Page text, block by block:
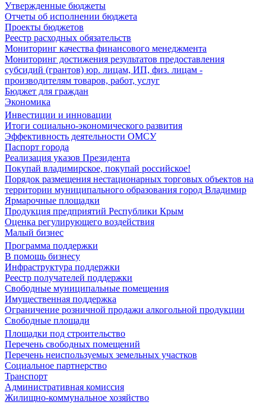
Утвержденные бюджеты
Отчеты об исполнении бюджета
Проекты бюджетов
Реестр расходных обязательств
Мониторинг качества финансового менеджмента
Мониторинг достижения результатов предоставления
субсидий (грантов) юр. лицам, ИП, физ. лицам -
производителям товаров, работ, услуг
Бюджет для граждан
Экономика
Инвестиции и инновации
Итоги социально-экономического развития
Эффективность деятельности ОМСУ
Паспорт города
Реализация указов Президента
Покупай владимирское, покупай российское!
Порядок размещения нестационарных торговых объектов на
территории муниципального образования город Владимир
Ярмарочные площадки
Продукция предприятий Республики Крым
Оценка регулирующего воздействия
Малый бизнес
Программа поддержки
В помощь бизнесу
Инфраструктура поддержки
Реестр получателей поддержки
Свободные муниципальные помещения
Имущественная поддержка
Ограничение розничной продажи алкогольной продукции
Свободные площади
Площадки под строительство
Перечень свободных помещений
Перечень неиспользуемых земельных участков
Социальное партнерство
Транспорт
Административная комиссия
Жилищно-коммунальное хозяйство